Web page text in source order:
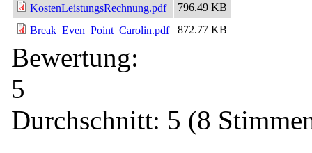
KostenLeistungsRechnung.pdf
796.49 KB
Break_Even_Point_Carolin.pdf
872.77 KB
Bewertung:
5
Durchschnitt: 5 (8